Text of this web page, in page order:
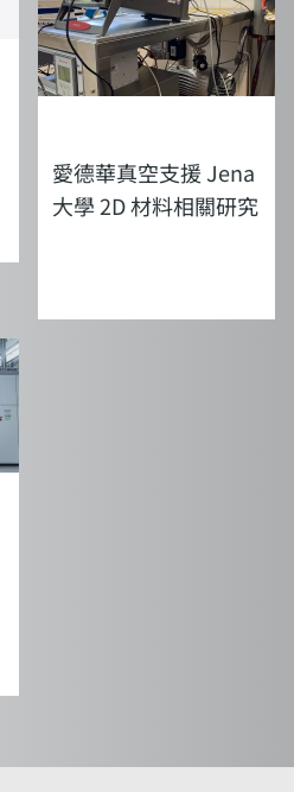
愛德華真空支援 Jena
大學 2D 材料相關研究